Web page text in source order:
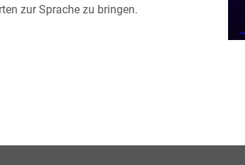
zur Sprache zu bringen.